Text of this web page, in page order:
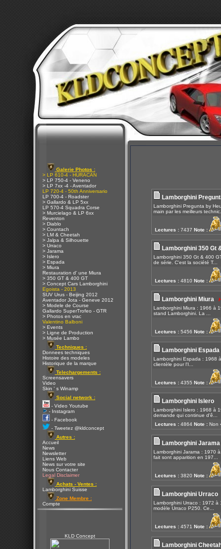
Galerie Photos :
> LP 610-4 - HURACAN
> LP 750-4 - Veneno
> LP 7xx -4 - Aventador
LP 720-4 - 50th Anniversario
LP 700-4 - Roadster
> Gallardo & LP 5xx
LP 570-4 Squadra Corse
> Murcielago & LP 6xx
Reventon
> Diablo
> Countach
> LM & Cheetah
> Jalpa & Silhouette
> Urraco
> Jarama
> Islero
> Espada
> Miura
Restauration d' une Miura
> 350 GT & 400 GT
> Concept Cars Lamborghini
Egoista - 2013
SUV Urus - Beijing 2012
Aventador Jota - Geneve 2012
> Modele de Course
Gallardo SuperTrofeo - GTR
> Photos en vrac
Valentino Balboni
> Events
> Ligne de Production
> Musée Lambo
Techniques :
Donnees techniques
Histoire des modeles
Historique de la marque
Telechargements :
Screensavers
Video
Skin ' s Winamp
Social network :
- Video Youtube
- Instagram
- Facebook
- Tweetez @kldconcept
Autres :
Accueil
News
Newsletter
Liens Web
News sur votre site
Nous Contacter
Legal Disclaimer
Achats - Ventes :
Lamborghini Suisse
Zone Membre :
Compte
KLD Concept
Lamborghini
Lamborghini Pregunta by
main par les meilleurs
Lectures : 7437 Note :
Lamborghini 350 Gt
Lamborghini 350 Gt & 400
de série. C'est la société T...
Lectures : 4810 Note :
Lamborghini Miura
Lamborghini Miura : 1966 à
stand Lamborghini. La ...
Lectures : 5456 Note :
Lamborghini Espada
Lamborghini Espada : 1968
clientèle pour l'I...
Lectures : 4355 Note :
Lamborghini Islero
Lamborghini Islero : 1968 à
demande qui continue d'ê...
Lectures : 4864 Note :
Lamborghini Jarama
Lamborghini Jarama : 1970
fait sont apparition en 197...
Lectures : 3820 Note :
Lamborghini Urraco
Lamborghini Urraco : 1972
modèle Urraco P250. Ce...
Lectures : 4571 Note :
Lamborghini